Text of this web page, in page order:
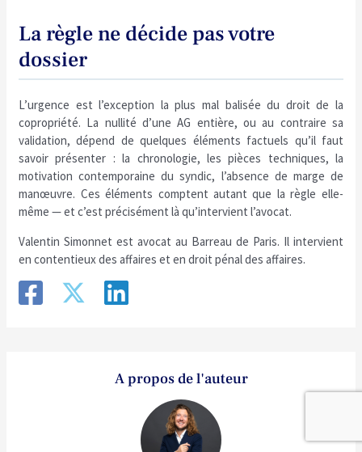
La règle ne décide pas votre
dossier
L’urgence est l’exception la plus mal balisée du droit de la
copropriété. La nullité d’une AG entière, ou au contraire sa
validation, dépend de quelques éléments factuels qu’il faut
savoir présenter : la chronologie, les pièces techniques, la
motivation contemporaine du syndic, l’absence de marge de
manœuvre. Ces éléments comptent autant que la règle elle-
même — et c’est précisément là qu’intervient l’avocat.
Valentin Simonnet est avocat au Barreau de Paris. Il intervient
en contentieux des affaires et en droit pénal des affaires.
A propos de l'auteur